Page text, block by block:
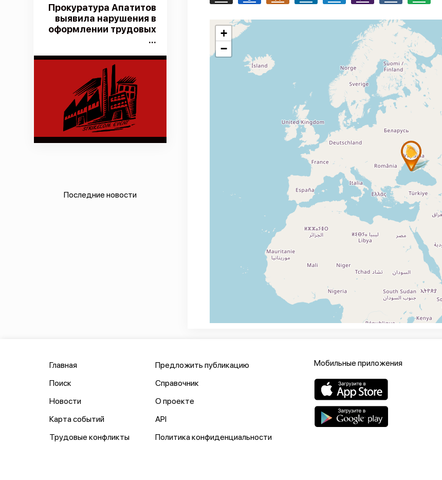
Прокуратура Апатитов
выявила нарушения в
оформлении трудовых
...
Последние новости
+
−
Главная
Поиск
Новости
Карта событий
Трудовые конфликты
Предложить публикацию
Справочник
О проекте
API
Политика конфиденциальности
Мобильные приложения